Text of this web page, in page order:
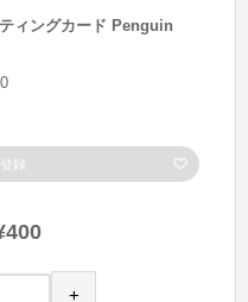
ィングカード Penguin
録
+